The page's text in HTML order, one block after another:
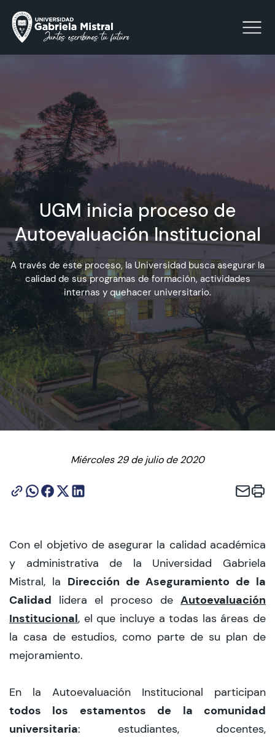
La Universidad
Facultades y Escuelas
Vinculación con el Medio
Investigación
Acreditación
Admisión
Dirección de Desarrollo Estudiantil
Becas y Beneficios
Estudiantes
Biblioteca
Language Center
Contacto y Horarios
modo claro
UGM inicia proceso de
Autoevaluación Institucional
A través de este proceso, la Universidad busca asegurar la
calidad de sus programas de formación, actividades
internas y quehacer universitario.
Miércoles 29 de julio de 2020
Con el objetivo de asegurar la calidad académica
y administrativa de la Universidad Gabriela
Mistral, la Dirección de Aseguramiento de la
Calidad lidera el proceso de Autoevaluación
Institucional, el que incluye a todas las áreas de
la casa de estudios, como parte de su plan de
mejoramiento.
En la Autoevaluación Institucional participan
todos los estamentos de la comunidad
universitaria: estudiantes, docentes,